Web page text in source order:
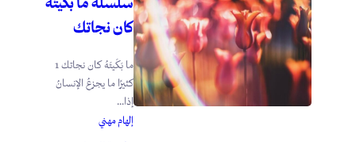
كان نجاتك
ما بَكَيتَهُ كان نجاتك 1
كثيرًا ما يجزعُ الإنسانُ
إذا...
إلهام مهني